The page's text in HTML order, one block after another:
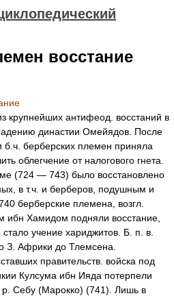
восстание
антифеод. восстаний в
династии Омейядов. После
берберских племен приняла
облегчение от налогового гнета.
(724 — 743) было восстановлено
в т.ч. и берберов, подушным и
берберские племена, возгл.
ибн Хамидом подняли восстание,
учение хариджитов. Б. п. в.
З. Африки до Тлемсена.
правительств. войска под
Кулсума ибн Ияда потерпели
р. Себу (Марокко) (741). Лишь в